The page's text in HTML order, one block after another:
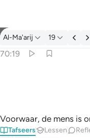
Tafseer: Al-Ma'arij 70:19
Al-Ma'arij 19
70:19
Voorwaar, de mens is
Tafseers Lessen